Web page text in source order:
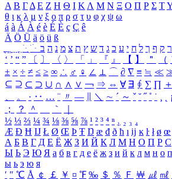
Α Β ΓΔ Ε Ζ Η Θ Ι ΚΛ Μ Ν Ξ Ο Π Ρ Σ Τ
θ ι κ λ μ ν ξ ο π ρ σ τ υ φ χ ψ ω
á à Á À é è É È ç Ç ê
Ä Ö Ü ä ö ü ß
ִֶֹ ֻּ ׁׂ ר ק ף ך ל ח י ע כ ג ד ש ץ ת צ מ נ ה ב
‘ ’ “ ” 〔 〕 〈 〉 「 」 『 』 【 】 ＂ （
± × ÷ ≠ ≤ ≥ ∞ ∴ ♂ ♀ ∠ ⊥ ⌒ ∂ ∇ ≡ ≒ ≪
⊆ ⊇ ⊂ ⊃ ∪ ∩ ∧ ∨ ￢ ⇒ ⇔ ∀ ∃ ∮ ∑ ∏ ＋
、
。 · ‥ … ¨ 〃 ― ＼ ∼ ´ ～ ˇ ˘ ˝ ˚ ˙ ¸ ¡
；
？ ＾ ｀
½ ⅓ ⅔ ¼ ¾ ⅛ ⅜ ⅝ ⅞ ¹ ² ³ ⁴ ⁿ ₁ ₂ ₃ ₄
Æ Ð Ħ Ĳ Ł Ø Œ Þ Ŧ Ŋ æ đ ð ħ ı ĳ ĸ ŀ ł ø œ
А Б В Г Д Е Ё Ж З И Й К Л М Н О П Р С
Ы Ь Э Ю Я а б в г д е ё ж з и й к л м н о п
ы ь э ю я
′ ″ ℃ Å ￠ ￡ ￥ ¤ ℉ ‰ ＄ ％ Ｆ ￦ ㎕ ㎖